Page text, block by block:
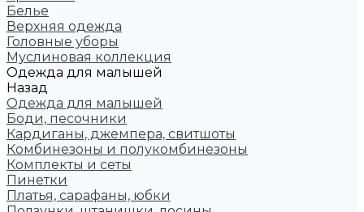
Белье
Верхняя одежда
Головные уборы
Муслиновая коллекция
Одежда для малышей
Назад
Одежда для малышей
Боди, песочники
Кардиганы, джемпера, свитшоты
Комбинезоны и полукомбинезоны
Комплекты и сеты
Пинетки
Платья, сарафаны, юбки